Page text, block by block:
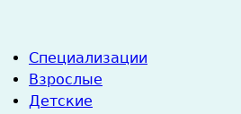
Специализации
Взрослые
Детские